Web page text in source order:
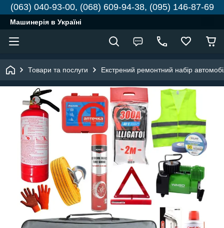
(063) 040-93-00, (068) 609-94-38, (095) 146-87-69
Машинерія в Україні
Товари та послуги Екстрений ремонтний набір